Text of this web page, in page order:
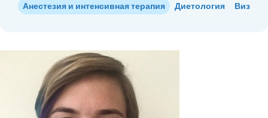
Анестезия и интенсивная терапия Диетология